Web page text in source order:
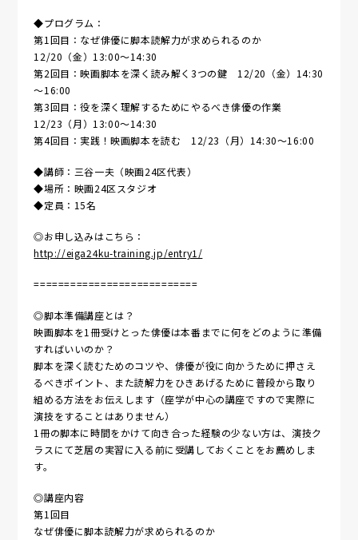
◆プログラム：
第1回目：なぜ俳優に脚本読解力が求められるのか
12/20（金）13:00～14:30
第2回目：映画脚本を深く読み解く3つの鍵 12/20（金）14:30
～16:00
第3回目：役を深く理解するためにやるべき俳優の作業
12/23（月）13:00～14:30
第4回目：実践！映画脚本を読む 12/23（月）14:30～16:00
◆講師：三谷一夫（映画24区代表）
◆場所：映画24区スタジオ
◆定員：15名
◎お申し込みはこちら：
http://eiga24ku-training.jp/entry1/
===========================
◎脚本準備講座とは？
映画脚本を1冊受けとった俳優は本番までに何をどのように準備
すればいいのか？
脚本を深く読むためのコツや、俳優が役に向かうために押さえ
るべきポイント、また読解力をひきあげるために普段から取り
組める方法をお伝えします（座学が中心の講座ですので実際に
演技をすることはありません）
1冊の脚本に時間をかけて向き合った経験の少ない方は、演技ク
ラスにて芝居の実習に入る前に受講しておくことをお薦めしま
す。
◎講座内容
第1回目
なぜ俳優に脚本読解力が求められるのか